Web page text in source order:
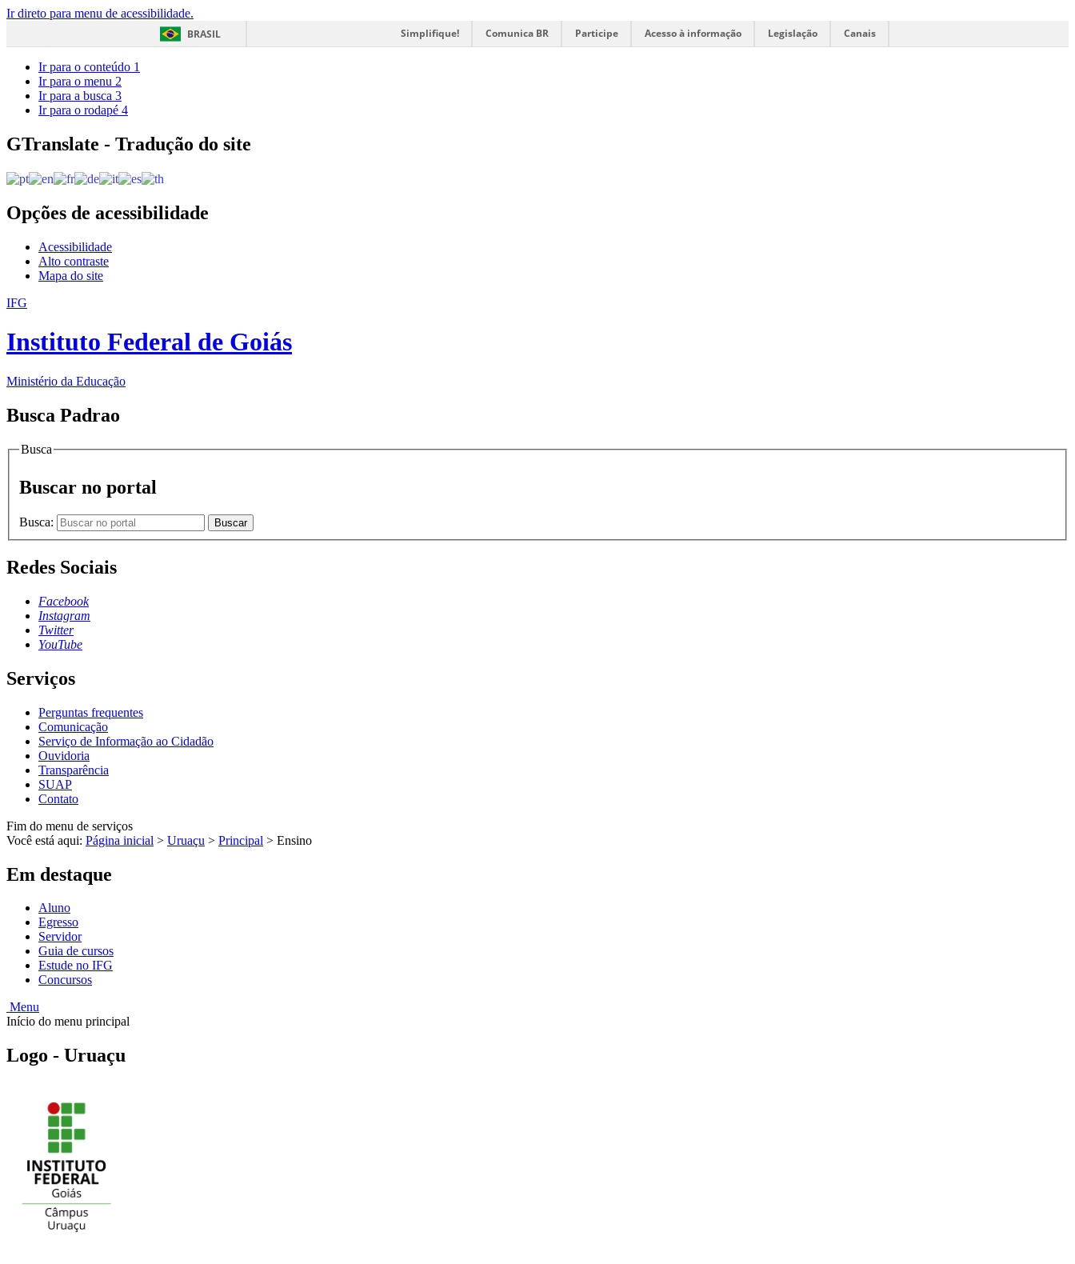
Ir direto para menu de acessibilidade.
BRASIL
Simplifique! Comunica BR Participe Acesso à informação Legislação Canais
Ir para o conteúdo 1
Ir para o menu 2
Ir para a busca 3
Ir para o rodapé 4
GTranslate - Tradução do site
Opções de acessibilidade
Acessibilidade
Alto contraste
Mapa do site
IFG
Instituto Federal de Goiás
Ministério da Educação
Busca Padrao
Busca
Buscar no portal
Busca: Buscar
Redes Sociais
Facebook
Instagram
Twitter
YouTube
Serviços
Perguntas frequentes
Comunicação
Serviço de Informação ao Cidadão
Ouvidoria
Transparência
SUAP
Contato
Fim do menu de serviços
Você está aqui: Página inicial > Uruaçu > Principal > Ensino
Em destaque
Aluno
Egresso
Servidor
Guia de cursos
Estude no IFG
Concursos
Menu
Início do menu principal
Logo - Uruaçu